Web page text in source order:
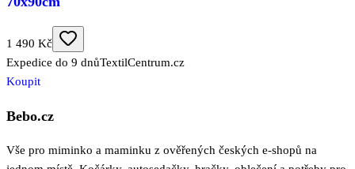
1 490 Kč
Expedice do 9 dnůTextilCentrum.cz
Koupit
Bebo.cz
Vše pro miminko a maminku z ověřených českých e-shopů na